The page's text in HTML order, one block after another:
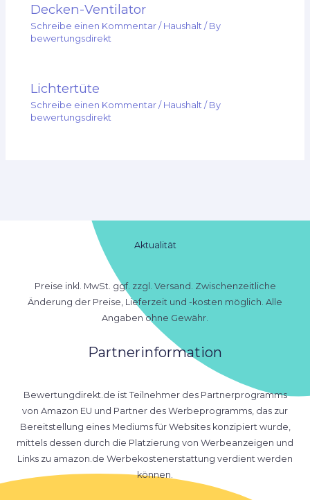
Decken-Ventilator
Schreibe einen Kommentar / Haushalt / By
bewertungsdirekt
Lichtertüte
Schreibe einen Kommentar / Haushalt / By
bewertungsdirekt
Aktualität
Preise inkl. MwSt. ggf. zzgl. Versand. Zwischenzeitliche
Änderung der Preise, Lieferzeit und -kosten möglich. Alle
Angaben ohne Gewähr.
Partnerinformation
Bewertungdirekt.de ist Teilnehmer des Partnerprogramms
von Amazon EU und Partner des Werbeprogramms, das zur
Bereitstellung eines Mediums für Websites konzipiert wurde,
mittels dessen durch die Platzierung von Werbeanzeigen und
Links zu amazon.de Werbekostenerstattung verdient werden
können.